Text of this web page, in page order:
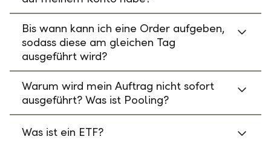
Bis wann kann ich eine Order aufgeben,
sodass diese am gleichen Tag
ausgeführt wird?
Warum wird mein Auftrag nicht sofort
ausgeführt? Was ist Pooling?
Was ist ein ETF?